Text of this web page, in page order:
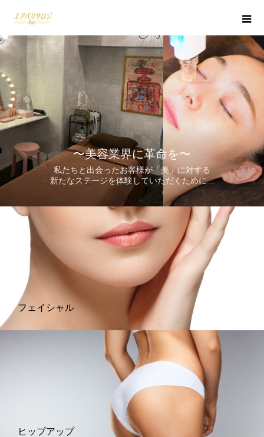
〜美容業界に革命を〜
私たちと出会ったお客様が「美」に対する
新たなステージを体験していただくために...
フェイシャル
ヒップアップ